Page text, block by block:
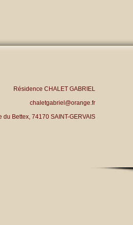
Résidence CHALET GABRIEL
chaletgabriel@orange.fr
du Bettex, 74170 SAINT-GERVAIS